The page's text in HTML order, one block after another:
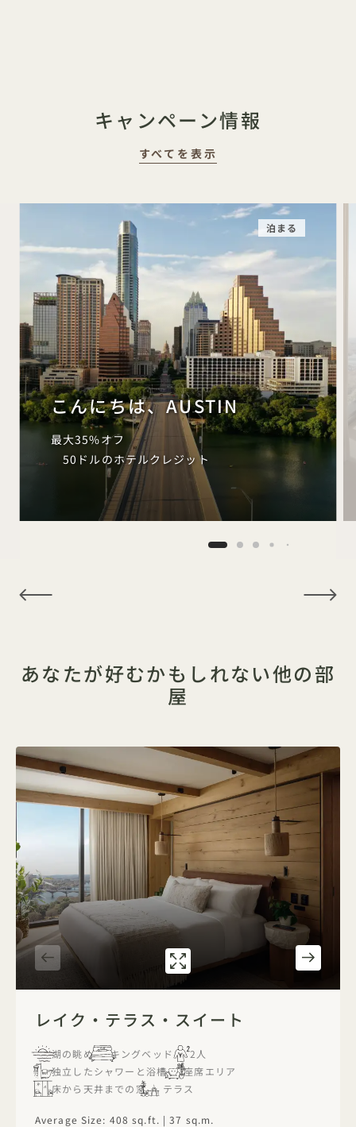
キャンペーン情報
すべてを表示
泊まる
こんにちは、AUSTIN
最大35%オフ
50ドルのホテルクレジット
あなたが好むかもしれない他の部
屋
ギャラリー7593 レイク・テラス
レイク・テラス・スイート
湖の眺め キングベッド
2人
独立したシャワーと浴槽
座席エリア
床から天井までの窓
テラス
Average Size: 408 sq.ft. | 37 sq.m.